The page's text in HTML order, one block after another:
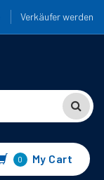
Verkäufer werden
0 My Cart